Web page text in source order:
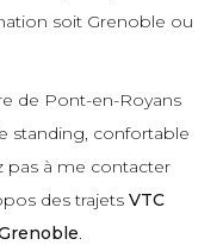
soit Grenoble ou
de Pont-en-Royans
standing, confortable
pas à me contacter
des trajets VTC
.